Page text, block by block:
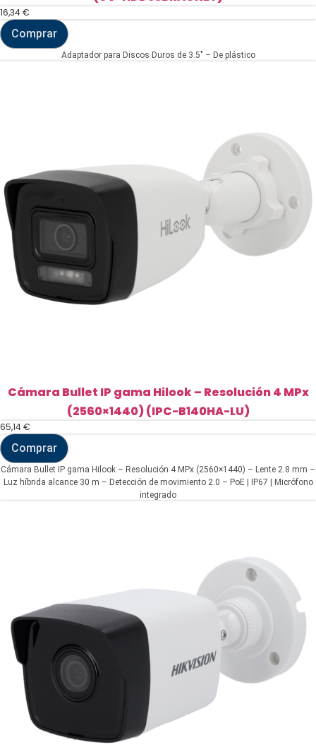
16,34€
Adaptador
para
Discos
Comprar
Adaptador para Discos Duros de 3.5" – De plástico
Cámara Bullet IP gama Hilook – Resolución 4 MPx
(2560×1440) (IPC-B140HA-LU)
65,14€
Cámara
Bullet
IP
gama
Hilook
Comprar
Cámara Bullet IP gama Hilook – Resolución 4 MPx (2560×1440) – Lente 2.8 mm –
Luz híbrida alcance 30 m – Detección de movimiento 2.0 – PoE | IP67 | Micrófono
integrado